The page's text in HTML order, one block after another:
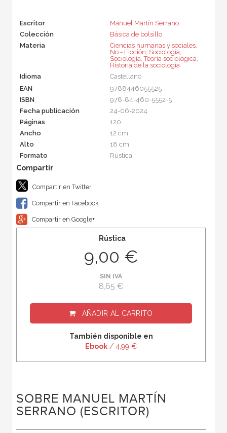
Escritor
Manuel Martín Serrano
Colección
Básica de bolsillo
Materia
Ciencias humanas y sociales,
No - Ficción Sociología
Sociología ,Teoría sociológica
Historia de la sociología
Idioma
Castellano
EAN
9788446055525
ISBN
978-84-460-5552-5
Fecha publicación
24-06-2024
Páginas
120
Ancho
12 cm
Alto
18 cm
Formato
Rústica
Compartir en Twitter
Compartir en Facebook
Compartir en Google+
Rústica
9,00 €
SIN IVA
8,65 €
AÑADIR AL CARRITO
También disponible en
Ebook / 4,99 €
SOBRE MANUEL MARTÍN
SERRANO (ESCRITOR)